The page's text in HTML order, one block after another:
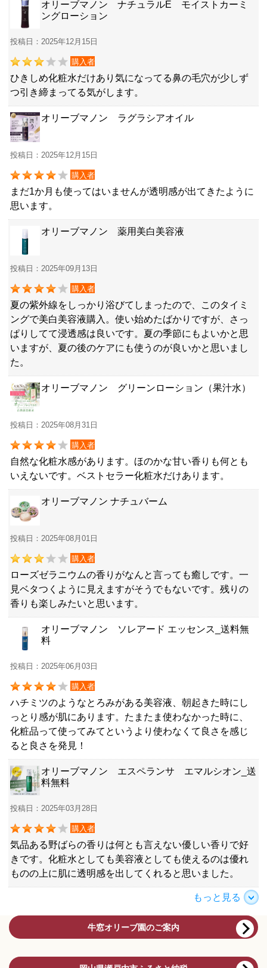
オリーブマノン ナチュラルE モイストカーミ
ングローション
投稿日：2025年12月15日
購入者
ひきしめ化粧水だけあり気になってる鼻の毛穴が少しず
つ引き締まってる気がします。
オリーブマノン ラグラシアオイル
投稿日：2025年12月15日
購入者
まだ1か月も使ってはいませんが透明感が出てきたように
思います。
オリーブマノン 薬用美白美容液
投稿日：2025年09月13日
購入者
夏の紫外線をしっかり浴びてしまったので、このタイミ
ングで美白美容液購入。使い始めたばかりですが、さっ
ぱりしてて浸透感は良いです。夏の季節にもよいかと思
いますが、夏の後のケアにも使うのが良いかと思いまし
た。
オリーブマノン グリーンローション（果汁水）
投稿日：2025年08月31日
購入者
自然な化粧水感があります。ほのかな甘い香りも何とも
いえないです。ベストセラー化粧水だけあります。
オリーブマノン ナチュバーム
投稿日：2025年08月01日
購入者
ローズゼラニウムの香りがなんと言っても癒しです。一
見ベタつくように見えますがそうでもないです。残りの
香りも楽しみたいと思います。
オリーブマノン ソレアード エッセンス_送料無
料
投稿日：2025年06月03日
購入者
ハチミツのようなとろみがある美容液、朝起きた時にし
っとり感が肌にあります。たまたま使わなかった時に、
化粧品って使ってみてというより使わなくて良さを感じ
ると良さを発見！
オリーブマノン エスペランサ エマルシオン_送
料無料
投稿日：2025年03月28日
購入者
気品ある野ばらの香りは何とも言えない優しい香りで好
きです。化粧水としても美容液としても使えるのは優れ
ものの上に肌に透明感を出してくれると思いました。
もっと見る
牛窓オリーブ園のご案内